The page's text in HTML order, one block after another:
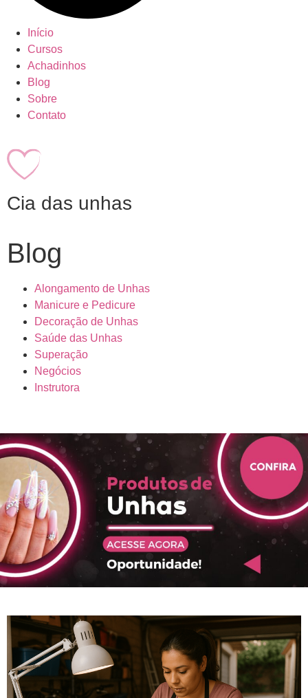
Início
Cursos
Achadinhos
Blog
Sobre
Contato
Cia das unhas
Blog
Alongamento de Unhas
Manicure e Pedicure
Decoração de Unhas
Saúde das Unhas
Superação
Negócios
Instrutora